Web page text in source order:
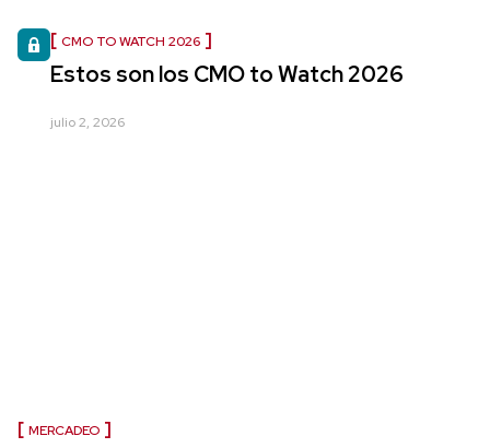
CMO TO WATCH 2026
Estos son los CMO to Watch 2026
julio 2, 2026
MERCADEO